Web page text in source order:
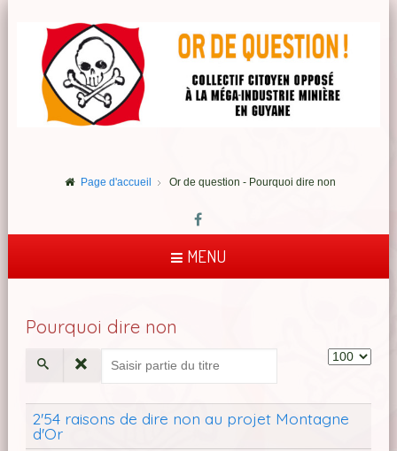
Page d'accueil Or de question - Pourquoi dire non
MENU
Pourquoi dire non
2'54 raisons de dire non au projet Montagne
d'Or